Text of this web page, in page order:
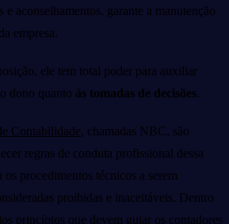
e aconselhamentos, garante a manutenção
empresa.
ele tem total poder para auxiliar
dono quanto às tomadas de decisões.
Contabilidade, chamadas NBC, são
regras de conduta profissional dessa
procedimentos técnicos a serem
proibidas e inaceitáveis. Dentro
princípios que devem guiar os contadores